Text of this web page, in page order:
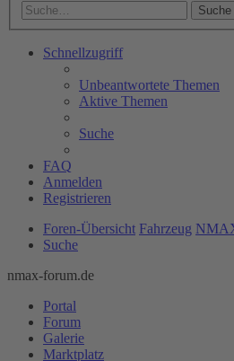
Suche
Schnellzugriff
Unbeantwortete Themen
Aktive Themen
Suche
FAQ
Anmelden
Registrieren
Foren-Übersicht Fahrzeug
Suche
nmax-forum.de
Portal
Forum
Galerie
Marktplatz